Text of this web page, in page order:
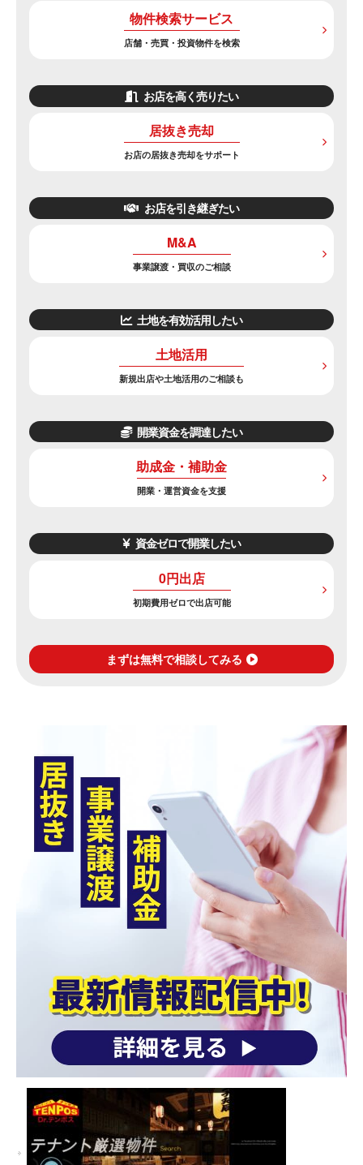
物件検索サービス
店舗・売買・投資物件を検索
お店を高く売りたい
居抜き売却
お店の居抜き売却をサポート
お店を引き継ぎたい
M&A
事業譲渡・買収のご相談
土地を有効活用したい
土地活用
新規出店や土地活用のご相談も
開業資金を調達したい
助成金・補助金
開業・運営資金を支援
資金ゼロで開業したい
0円出店
初期費用ゼロで出店可能
まずは無料で相談してみる